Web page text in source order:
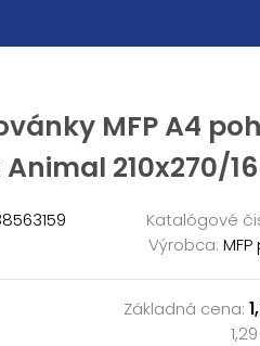
MFP A4
210x270/16
Katalógové
Výrobca:
Základná cena: